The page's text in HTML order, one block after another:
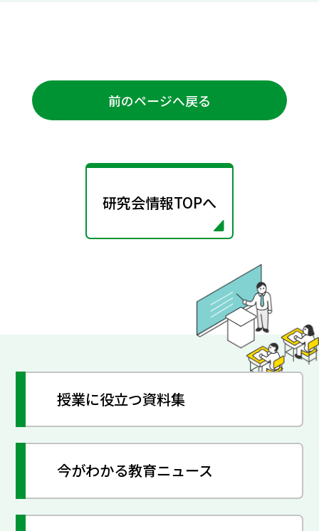
前のページへ戻る
研究会情報TOPへ
授業に役立つ資料集
今がわかる教育ニュース